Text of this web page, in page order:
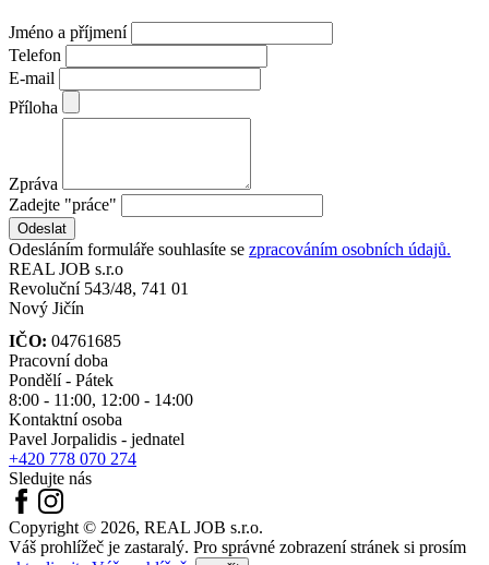
Jméno a příjmení
Telefon
E-mail
Příloha
Zpráva
Zadejte "práce"
Odesláním formuláře souhlasíte se zpracováním osobních údajů.
REAL JOB s.r.o
Revoluční 543/48, 741 01
Nový Jičín
IČO: 04761685
Pracovní doba
Pondělí - Pátek
8:00 - 11:00, 12:00 - 14:00
Kontaktní osoba
Pavel Jorpalidis - jednatel
+420 778 070 274
Sledujte nás
Copyright © 2026, REAL JOB s.r.o.
Váš prohlížeč je zastaralý. Pro správné zobrazení stránek si prosím